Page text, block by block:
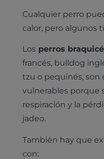
Cualquier perro
calor, pero algunos
Losperros
francés, bulldog
tzu o pequinés, son
vulnerables porque
respiración y la
jadeo.
También hay que
con: